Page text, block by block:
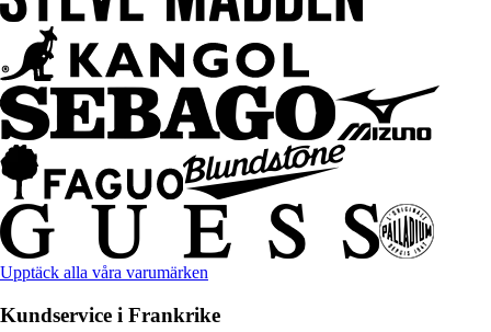
Upptäck alla våra varumärken
Kundservice i Frankrike